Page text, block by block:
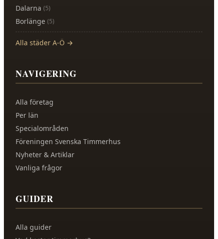
Dalarna (5)
Borlänge (5)
Alla städer A-Ö →
NAVIGERING
Alla företag
Per län
Specialområden
Föreningen Svenska Timmerhus
Nyheter & Artiklar
Vanliga frågor
GUIDER
Alla guider